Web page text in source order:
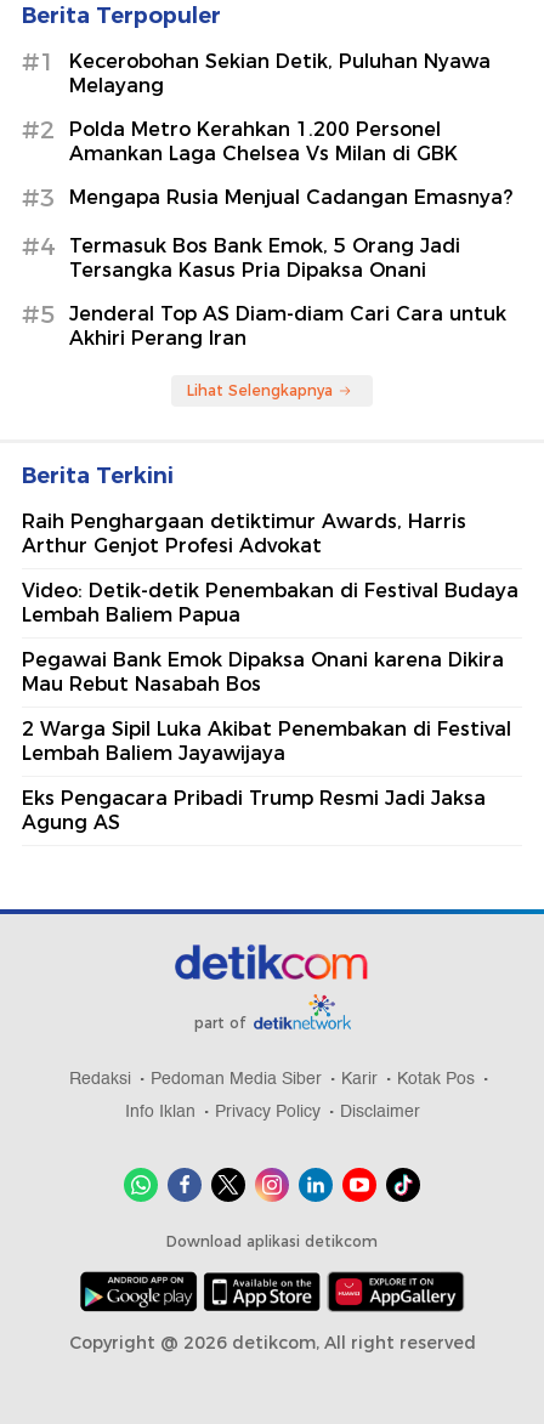
Berita Terpopuler
#1
Kecerobohan Sekian Detik, Puluhan Nyawa
Melayang
#2
Polda Metro Kerahkan 1.200 Personel
Amankan Laga Chelsea Vs Milan di GBK
#3 Mengapa Rusia Menjual Cadangan Emasnya?
#4
Termasuk Bos Bank Emok, 5 Orang Jadi
Tersangka Kasus Pria Dipaksa Onani
#5
Jenderal Top AS Diam-diam Cari Cara untuk
Akhiri Perang Iran
Lihat Selengkapnya
Berita Terkini
Raih Penghargaan detiktimur Awards, Harris
Arthur Genjot Profesi Advokat
Video: Detik-detik Penembakan di Festival Budaya
Lembah Baliem Papua
Pegawai Bank Emok Dipaksa Onani karena Dikira
Mau Rebut Nasabah Bos
2 Warga Sipil Luka Akibat Penembakan di Festival
Lembah Baliem Jayawijaya
Eks Pengacara Pribadi Trump Resmi Jadi Jaksa
Agung AS
part of
Redaksi Pedoman Media Siber Karir
Kotak Pos
Info Iklan
Privacy Policy Disclaimer
Download aplikasi detikcom
Copyright @ 2026 detikcom, All right reserved